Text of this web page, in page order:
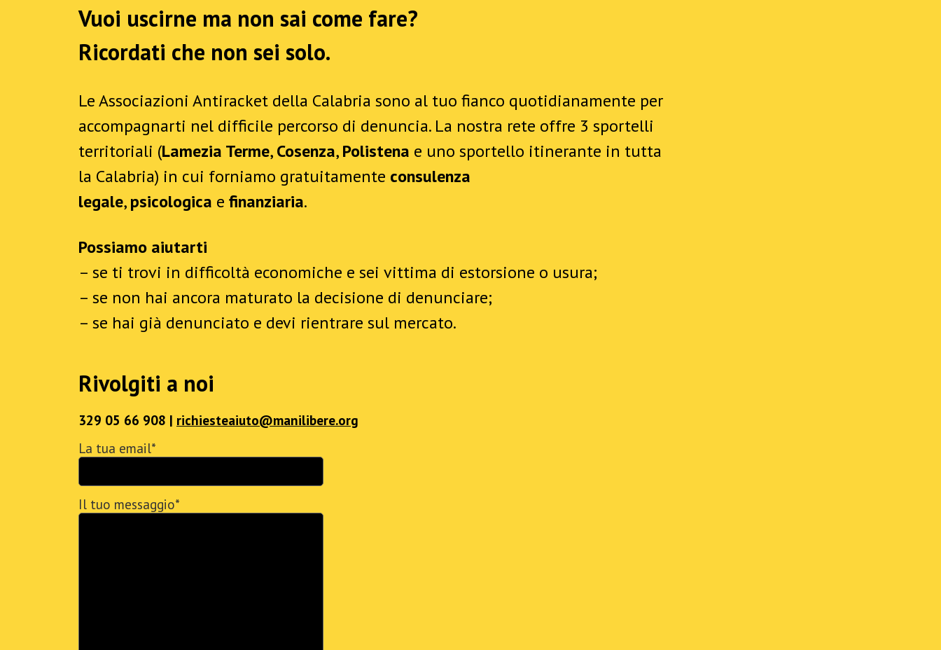
Vuoi uscirne ma non sai come fare?
Ricordati che non sei solo.
Le Associazioni Antiracket della Calabria sono al tuo fianco quotidianamente per
accompagnarti nel difficile percorso di denuncia. La nostra rete offre 3 sportelli
territoriali (Lamezia Terme,Cosenza,Polistena e uno sportello itinerante in tutta
la Calabria) in cui forniamo gratuitamente consulenza
legale,psicologica e finanziaria.
Possiamo aiutarti
– se ti trovi in difficoltà economiche e sei vittima di estorsione o usura;
– se non hai ancora maturato la decisione di denunciare;
– se hai già denunciato e devi rientrare sul mercato.
Rivolgiti a noi
329 05 66 908 | richiesteaiuto@manilibere.org
La tua email*
Il tuo messaggio*